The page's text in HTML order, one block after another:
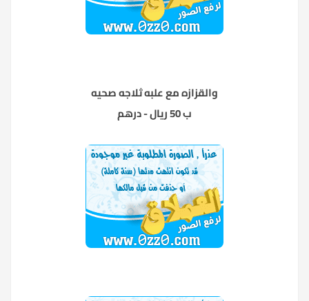
والقزازه مع علبه ثلاجه صحيه
ب 50 ريال - درهم